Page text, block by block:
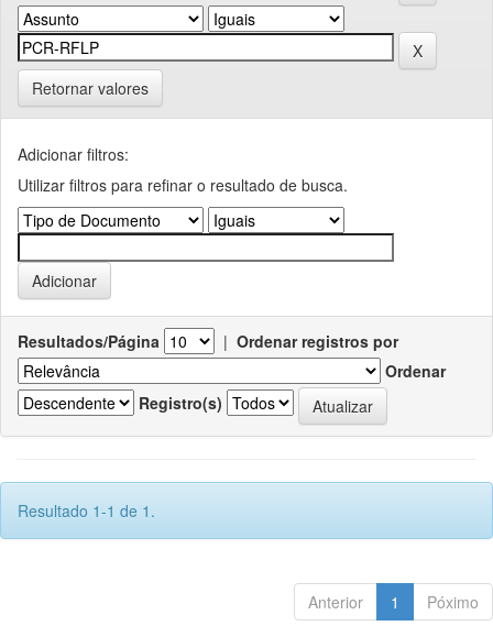
Retornar valores
Adicionar filtros:
Utilizar filtros para refinar o resultado de busca.
Resultados/Página | Ordenar registros por
Ordenar
Registro(s)
Resultado 1-1 de 1.
Anterior 1 Póximo